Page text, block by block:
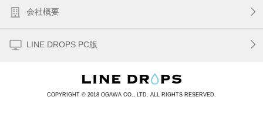
会社概要
LINE DROPS PC版
COPYRIGHT © 2018 OGAWA CO., LTD. ALL RIGHTS RESERVED.